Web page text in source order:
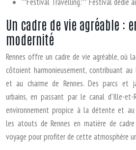
Un cadre de vie agréable :
modernité
Rennes offre un cadre de vie agréable, où
côtoient harmonieusement, contribuant
et au charme de Rennes. Des parcs et
urbains, en passant par le canal d’Ille-
environnement propice à la détente et au
les atouts de Rennes en matière de
voyage pour profiter de cette atmosphère